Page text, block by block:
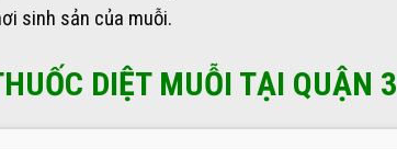
sinh sản của muỗi.
DIỆT MUỖI TẠI QUẬN 3